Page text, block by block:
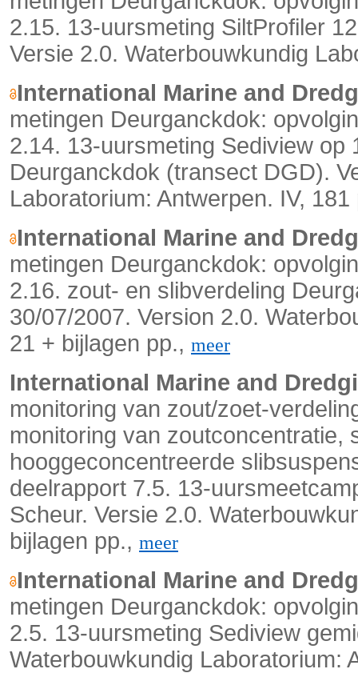
2.15. 13-uursmeting SiltProfiler
Versie 2.0. Waterbouwkundig
International Marine and
metingen Deurganckdok:
2.14. 13-uursmeting Sediview op
Deurganckdok (transect DGD).
Laboratorium: Antwerpen. IV,
International Marine and
metingen Deurganckdok:
2.16. zout- en slibverdeling
30/07/2007. Version 2.0.
21 + bijlagen pp., meer
International Marine and
monitoring van zout/zoet-
monitoring van zoutconcentratie,
hooggeconcentreerde
deelrapport 7.5. 13-
Scheur. Versie 2.0.
bijlagen pp., meer
International Marine and
metingen Deurganckdok:
2.5. 13-uursmeting Sediview
Waterbouwkundig Laboratorium: